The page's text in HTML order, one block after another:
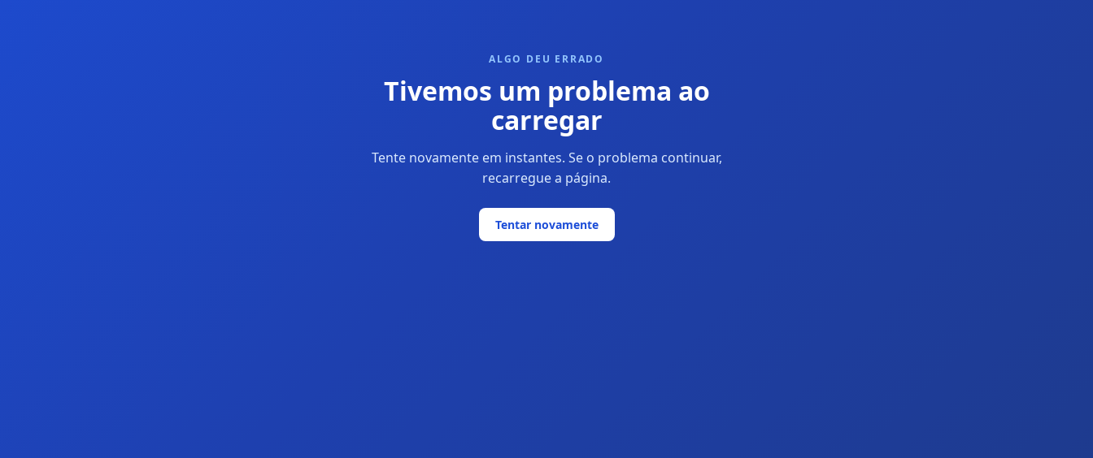
ALGO DEU ERRADO
Tivemos um problema ao
carregar
Tente novamente em instantes. Se o problema continuar,
recarregue a página.
Tentar novamente